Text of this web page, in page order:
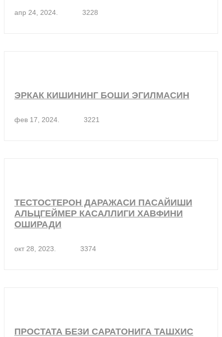
апр 24, 2024. 3228
ЭРКАК КИШИНИНГ БОШИ ЭГИЛМАСИН
фев 17, 2024. 3221
ТЕСТОСТЕРОН ДАРАЖАСИ ПАСАЙИШИ
АЛЬЦГЕЙМЕР КАСАЛЛИГИ ХАВФИНИ
ОШИРАДИ
окт 28, 2023. 3374
ПРОСТАТА БЕЗИ САРАТОНИГА ТАШХИС